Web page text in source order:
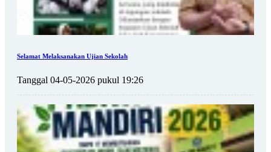
Selamat Melaksanakan Ujian Sekolah
Tanggal 04-05-2026 pukul 19:26